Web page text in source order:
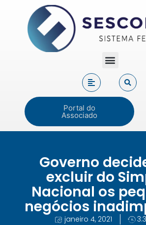
Portal do
Associado
Governo
excluir do
Nacional os
negócios
janeiro 4, 2021